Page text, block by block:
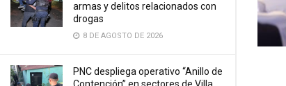
armas y delitos relacionados con
drogas
8 DE AGOSTO DE 2026
PNC despliega operativo “Anillo de